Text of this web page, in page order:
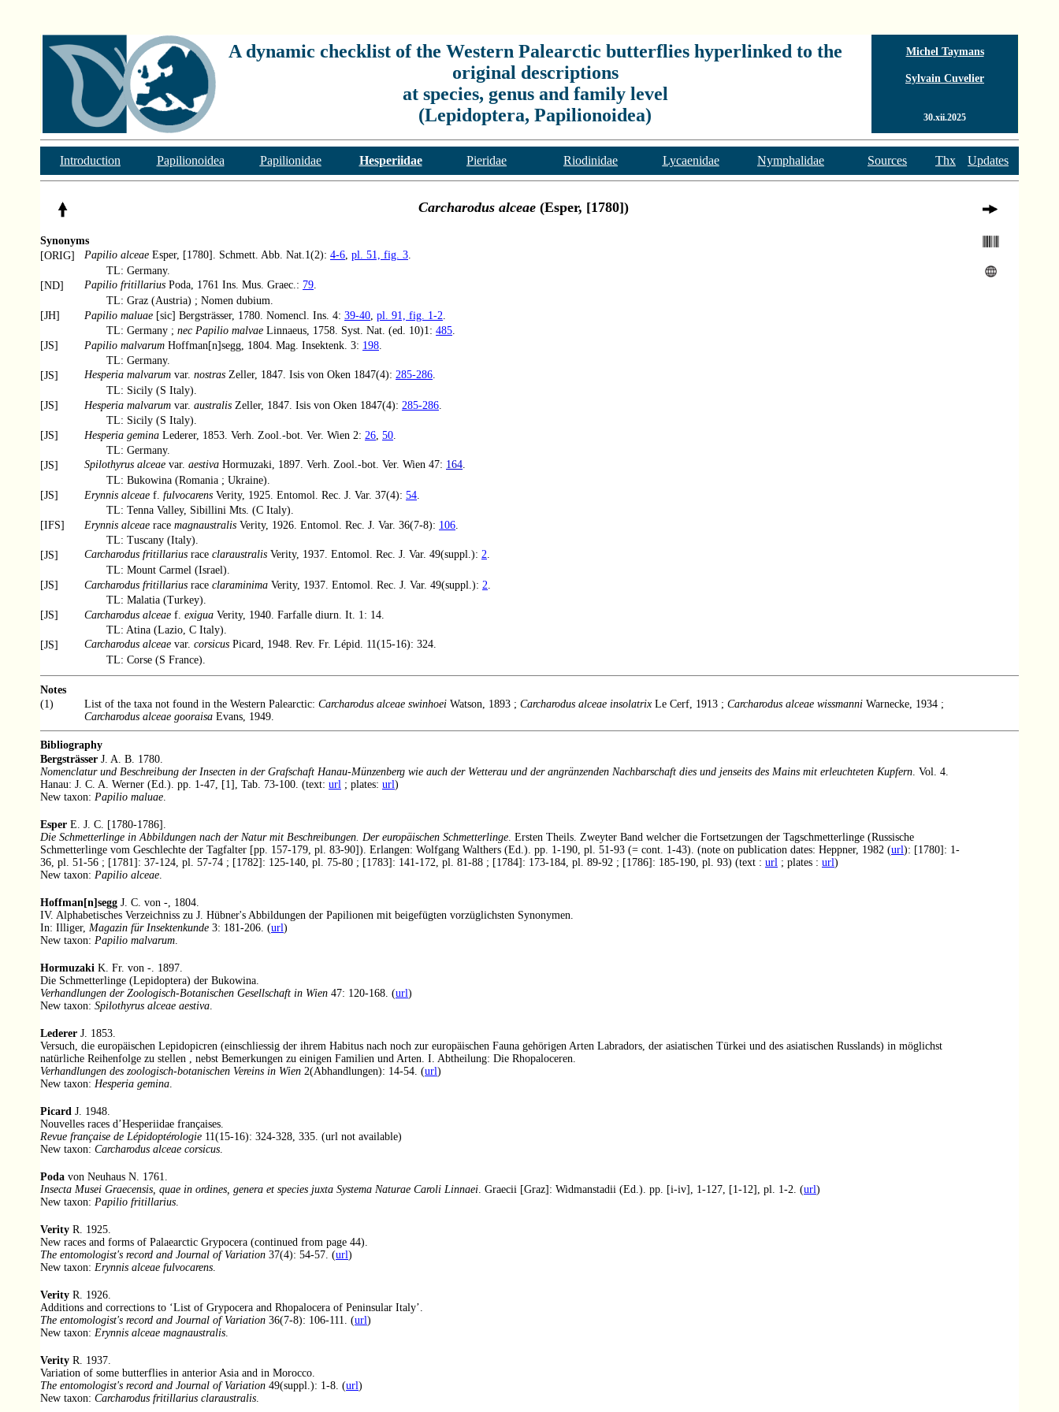
A dynamic checklist of the Western Palearctic butterflies hyperlinked to the
original descriptions
at species, genus and family level
(Lepidoptera, Papilionoidea)
Michel Taymans
Sylvain Cuvelier
30.xii.2025
Introduction Papilionoidea Papilionidae Hesperiidae Pieridae Riodinidae Lycaenidae Nymphalidae Sources Thx Updates
Carcharodus alceae (Esper, [1780])
Synonyms
[ORIG]
Papilio alceae Esper, [1780]. Schmett. Abb. Nat.1(2): 4-6, pl. 51, fig. 3.
TL: Germany.
[ND]
Papilio fritillarius Poda, 1761 Ins. Mus. Graec.: 79.
TL: Graz (Austria) ; Nomen dubium.
[JH]
Papilio maluae [sic] Bergsträsser, 1780. Nomencl. Ins. 4: 39-40, pl. 91, fig. 1-2.
TL: Germany ; nec Papilio malvae Linnaeus, 1758. Syst. Nat. (ed. 10)1: 485.
[JS]
Papilio malvarum Hoffman[n]segg, 1804. Mag. Insektenk. 3: 198.
TL: Germany.
[JS]
Hesperia malvarum var. nostras Zeller, 1847. Isis von Oken 1847(4): 285-286.
TL: Sicily (S Italy).
[JS]
Hesperia malvarum var. australis Zeller, 1847. Isis von Oken 1847(4): 285-286.
TL: Sicily (S Italy).
[JS]
Hesperia gemina Lederer, 1853. Verh. Zool.-bot. Ver. Wien 2: 26, 50.
TL: Germany.
[JS]
Spilothyrus alceae var. aestiva Hormuzaki, 1897. Verh. Zool.-bot. Ver. Wien 47: 164.
TL: Bukowina (Romania ; Ukraine).
[JS]
Erynnis alceae f. fulvocarens Verity, 1925. Entomol. Rec. J. Var. 37(4): 54.
TL: Tenna Valley, Sibillini Mts. (C Italy).
[IFS]
Erynnis alceae race magnaustralis Verity, 1926. Entomol. Rec. J. Var. 36(7-8): 106.
TL: Tuscany (Italy).
[JS]
Carcharodus fritillarius race claraustralis Verity, 1937. Entomol. Rec. J. Var. 49(suppl.): 2.
TL: Mount Carmel (Israel).
[JS]
Carcharodus fritillarius race claraminima Verity, 1937. Entomol. Rec. J. Var. 49(suppl.): 2.
TL: Malatia (Turkey).
[JS]
Carcharodus alceae f. exigua Verity, 1940. Farfalle diurn. It. 1: 14.
TL: Atina (Lazio, C Italy).
[JS]
Carcharodus alceae var. corsicus Picard, 1948. Rev. Fr. Lépid. 11(15-16): 324.
TL: Corse (S France).
Notes
(1)
List of the taxa not found in the Western Palearctic: Carcharodus alceae swinhoei Watson, 1893 ; Carcharodus alceae insolatrix Le Cerf, 1913 ; Carcharodus alceae wissmanni Warnecke, 1934 ;
Carcharodus alceae gooraisa Evans, 1949.
Bibliography
Bergsträsser J. A. B. 1780.
Nomenclatur und Beschreibung der Insecten in der Grafschaft Hanau-Münzenberg wie auch der Wetterau und der angränzenden Nachbarschaft dies und jenseits des Mains mit erleuchteten Kupfern. Vol. 4.
Hanau: J. C. A. Werner (Ed.). pp. 1-47, [1], Tab. 73-100. (text: url ; plates: url)
New taxon: Papilio maluae.
Esper E. J. C. [1780-1786].
Die Schmetterlinge in Abbildungen nach der Natur mit Beschreibungen. Der europäischen Schmetterlinge. Ersten Theils. Zweyter Band welcher die Fortsetzungen der Tagschmetterlinge (Russische
Schmetterlinge vom Geschlechte der Tagfalter [pp. 157-179, pl. 83-90]). Erlangen: Wolfgang Walthers (Ed.). pp. 1-190, pl. 51-93 (= cont. 1-43). (note on publication dates: Heppner, 1982 (url): [1780]: 1-
36, pl. 51-56 ; [1781]: 37-124, pl. 57-74 ; [1782]: 125-140, pl. 75-80 ; [1783]: 141-172, pl. 81-88 ; [1784]: 173-184, pl. 89-92 ; [1786]: 185-190, pl. 93) (text : url ; plates : url)
New taxon: Papilio alceae.
Hoffman[n]segg J. C. von -, 1804.
IV. Alphabetisches Verzeichniss zu J. Hübner's Abbildungen der Papilionen mit beigefügten vorzüglichsten Synonymen.
In: Illiger, Magazin für Insektenkunde 3: 181-206. (url)
New taxon: Papilio malvarum.
Hormuzaki K. Fr. von -. 1897.
Die Schmetterlinge (Lepidoptera) der Bukowina.
Verhandlungen der Zoologisch-Botanischen Gesellschaft in Wien 47: 120-168. (url)
New taxon: Spilothyrus alceae aestiva.
Lederer J. 1853.
Versuch, die europäischen Lepidopicren (einschliessig der ihrem Habitus nach noch zur europäischen Fauna gehörigen Arten Labradors, der asiatischen Türkei und des asiatischen Russlands) in möglichst
natürliche Reihenfolge zu stellen , nebst Bemerkungen zu einigen Familien und Arten. I. Abtheilung: Die Rhopaloceren.
Verhandlungen des zoologisch-botanischen Vereins in Wien 2(Abhandlungen): 14-54. (url)
New taxon: Hesperia gemina.
Picard J. 1948.
Nouvelles races d’Hesperiidae françaises.
Revue française de Lépidoptérologie 11(15-16): 324-328, 335. (url not available)
New taxon: Carcharodus alceae corsicus.
Poda von Neuhaus N. 1761.
Insecta Musei Graecensis, quae in ordines, genera et species juxta Systema Naturae Caroli Linnaei. Graecii [Graz]: Widmanstadii (Ed.). pp. [i-iv], 1-127, [1-12], pl. 1-2. (url)
New taxon: Papilio fritillarius.
Verity R. 1925.
New races and forms of Palaearctic Grypocera (continued from page 44).
The entomologist's record and Journal of Variation 37(4): 54-57. (url)
New taxon: Erynnis alceae fulvocarens.
Verity R. 1926.
Additions and corrections to ‘List of Grypocera and Rhopalocera of Peninsular Italy’.
The entomologist's record and Journal of Variation 36(7-8): 106-111. (url)
New taxon: Erynnis alceae magnaustralis.
Verity R. 1937.
Variation of some butterflies in anterior Asia and in Morocco.
The entomologist's record and Journal of Variation 49(suppl.): 1-8. (url)
New taxon: Carcharodus fritillarius claraustralis.